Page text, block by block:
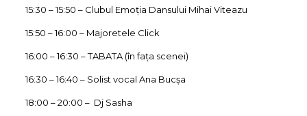
15:30 – 15:50 – Clubul Emoția Dansului Mihai Viteazu
15:50 – 16:00 – Majoretele Click
16:00 – 16:30 – TABATA (în fața scenei)
16:30 – 16:40 – Solist vocal Ana Bucșa
18:00 – 20:00 – Dj Sasha